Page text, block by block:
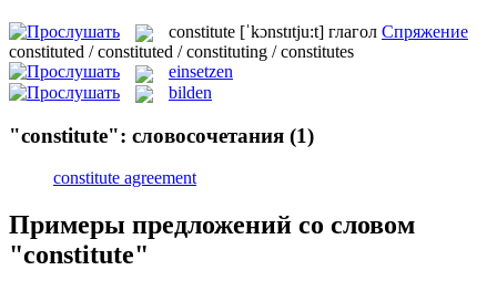
constitute [ˈkɔnstɪtju:t] глагол Спряжение
constituted / constituted / constituting / constitutes
einsetzen
bilden
"constitute": словосочетания (1)
constitute agreement
Примеры предложений со словом
"constitute"